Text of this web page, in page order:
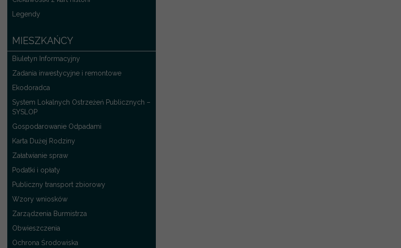
Legendy
MIESZKAŃCY
Biuletyn Informacyjny
Zadania inwestycyjne i remontowe
Ekodoradca
System Lokalnych Ostrzeżeń Publicznych –
SYSLOP
Gospodarowanie Odpadami
Karta Dużej Rodziny
Załatwianie spraw
Podatki i opłaty
Publiczny transport zbiorowy
Wzory wniosków
Zarządzenia Burmistrza
Obwieszczenia
Ochrona Środowiska